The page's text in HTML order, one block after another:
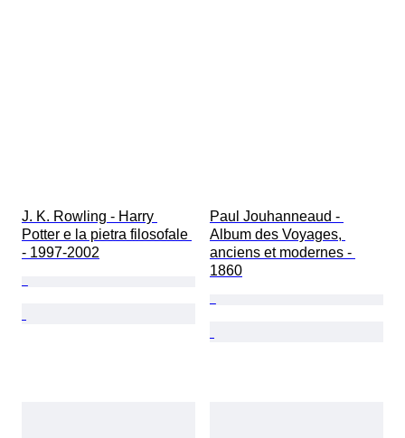
J. K. Rowling - Harry
Potter e la pietra filosofale
- 1997-2002
Paul Jouhanneaud -
Album des Voyages,
anciens et modernes -
1860